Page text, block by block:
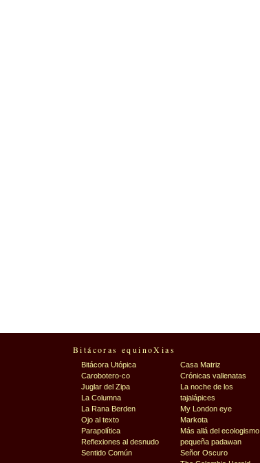
Bitácoras equinoXias
Bitácora Utópica
Carobotero-co
Juglar del Zipa
La Columna
La Rana Berden
Ojo al texto
Parapolítica
Reflexiones al desnudo
Sentido Común
Casa Matriz
Crónicas vallenatas
La noche de los
tajalápices
My London eye
Markota
Más allá del ecologismo
pequeña padawan
Señor Oscuro